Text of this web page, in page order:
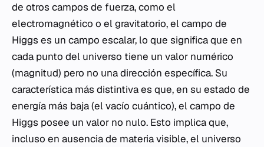
de otros campos de fuerza, como el
electromagnético o el gravitatorio, el campo de
Higgs es un campo escalar, lo que significa que en
cada punto del universo tiene un valor numérico
(magnitud) pero no una dirección específica. Su
característica más distintiva es que, en su estado de
energía más baja (el vacío cuántico), el campo de
Higgs posee un valor no nulo. Esto implica que,
incluso en ausencia de materia visible, el universo